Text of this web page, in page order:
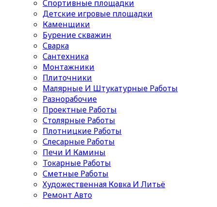
Спортивные площадки
Детские игровые площадки
Каменщики
Бурение скважин
Сварка
Сантехника
Монтажники
Плиточники
Малярные И Штукатурные Работы
Разнорабочие
Проектные Работы
Столярные Работы
Плотницкие Работы
Слесарные Работы
Печи И Камины
Токарные Работы
Сметные Работы
Художественная Ковка И Литьё
Ремонт Авто